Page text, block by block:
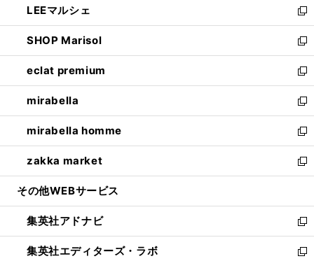
く
で
開
く
ド
ウ
で
開
く
ィ
ン
ド
ウ
で
開
く
い
ウ
ィ
ン
ド
ウ
で
開
く
LEEマルシェ
新
し
い
ウ
ィ
ン
ド
ウ
で
開
く
SHOP Marisol
新
し
い
ウ
ィ
ン
ド
ウ
で
開
eclat premium
新
し
い
ウ
ィ
ン
ド
ウ
開
く
mirabella
新
し
い
ウ
ィ
ン
ウ
で
開
く
mirabella homme
新
し
い
ウ
ン
ド
ウ
で
zakka market
新
し
ウ
ィ
ン
ド
その他WEBサービス
集英社アドナビ
新
し
い
集英社エディターズ・ラボ 新